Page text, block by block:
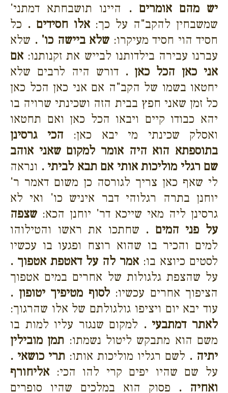
יש מהם אומרים . היינו תושבחתא דמתני'
שמשבחין להקב"ה על כך:אלו חסידים . כל
חסיד הוי חסיד מעיקרו: שלא ביישה כו' . שלא
עברנו עבירה בילדותנו לבייש את זקנותנו: אם
אני כאן הכל כאן . דורש היה לרבים שלא
יחטאו בשמו של הקב"ה אם אני כאן הכל כאן
כל זמן שאני חפץ בבית הזה ושכינתי שרויה בו
יהא כבודו קיים ויבאו הכל כאן ואם תחטאו
ואסלק שכינתי מי יבא כאן: הכי גרסינן
בתוספתא הוא היה אומר למקום שאני אוהב
שם רגלי מוליכות אותי אם תבא לביתי . ונראה
לי שאף כאן צריך לגורסה כן משום דאמר ר'
יוחנן בתרה רגלוהי דבר איניש כו' ואי לא
גרסינן ליה מאי שייכא דר' יוחנן הכא: שצפה
על פני המים . שחתכו את ראשו והטילוהו
למים והכיר בו שהוא רוצח ופגעו בו עכשיו
לסטים כיוצא בו: אמר לה על דאטפת אטפוך .
על שהצפת גלגולות של אחרים במים אטפוך
הציפוך אחרים עכשיו:לסוף מטיפיך יטופון .
עוד יבא יום ויציפו גולגולתם של אלו שהרגוך:
לאתר דמתבעי . למקום שנגזר עליו למות בו
משם הוא מתבקש ליטול נשמתו: תמן מובילין
יתיה . לשם רגליו מוליכות אותו: תרי כושאי .
על שם שהיו יפים קרי להו הכי: אליחורף
ואחיה . פסוק הוא במלכים שהיו סופרים